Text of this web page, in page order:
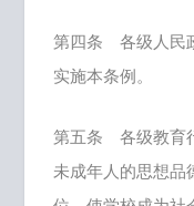
第四条 各级人民
实施本条例。
第五条 各级教育
未成年人的思想品